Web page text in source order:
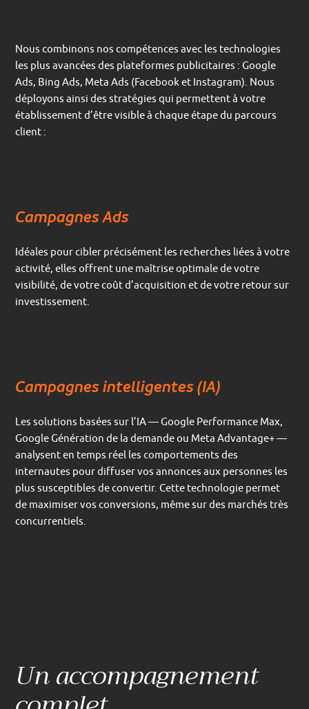
Nous combinons nos compétences avec les technologies
les plus avancées des plateformes publicitaires : Google
Ads, Bing Ads, Meta Ads (Facebook et Instagram). Nous
déployons ainsi des stratégies qui permettent à votre
établissement d’être visible à chaque étape du parcours
client :
Campagnes Ads
Idéales pour cibler précisément les recherches liées à votre
activité, elles offrent une maîtrise optimale de votre
visibilité, de votre coût d’acquisition et de votre retour sur
investissement.
Campagnes intelligentes (IA)
Les solutions basées sur l’IA — Google Performance Max,
Google Génération de la demande ou Meta Advantage+ —
analysent en temps réel les comportements des
internautes pour diffuser vos annonces aux personnes les
plus susceptibles de convertir. Cette technologie permet
de maximiser vos conversions, même sur des marchés très
concurrentiels.
Un accompagnement